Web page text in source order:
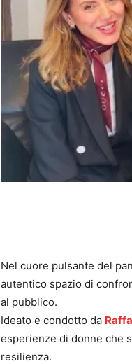
Nel cuore pulsante del
autentico spazio di
al pubblico.
Ideato e condotto da
esperienze di donne che
resilienza.